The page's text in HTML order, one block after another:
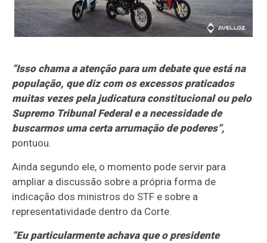
“Isso chama a atenção para um debate que está na
população, que diz com os excessos praticados
muitas vezes pela judicatura constitucional ou pelo
Supremo Tribunal Federal e a necessidade de
buscarmos uma certa arrumação de poderes”,
pontuou.
Ainda segundo ele, o momento pode servir para
ampliar a discussão sobre a própria forma de
indicação dos ministros do STF e sobre a
representatividade dentro da Corte.
“Eu particularmente achava que o presidente